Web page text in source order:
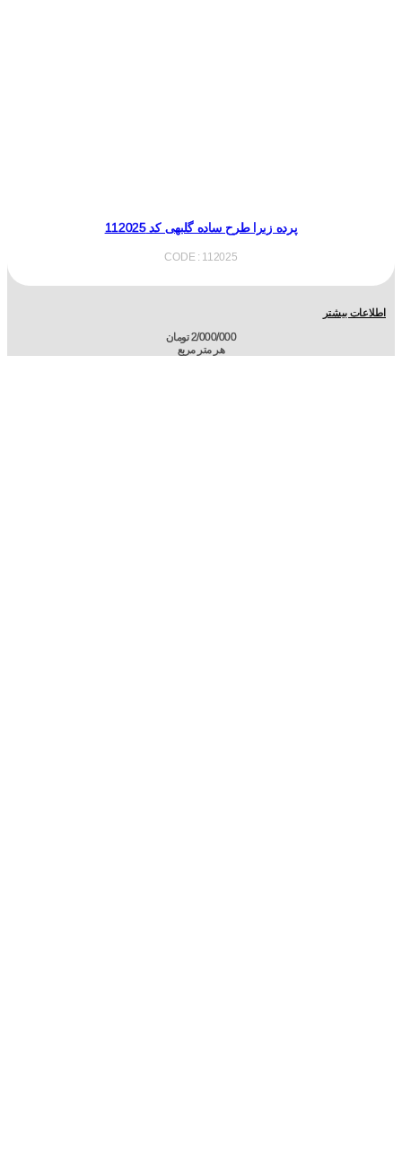
پرده زبرا طرح ساده گلبهی کد 112025
CODE : 112025
اطلاعات بیشتر
2/000/000تومان
هر متر مربع